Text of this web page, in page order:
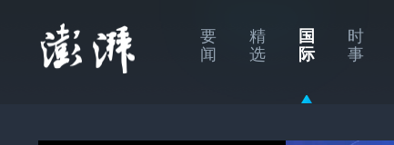
要
闻
精
选
国
际
时
事